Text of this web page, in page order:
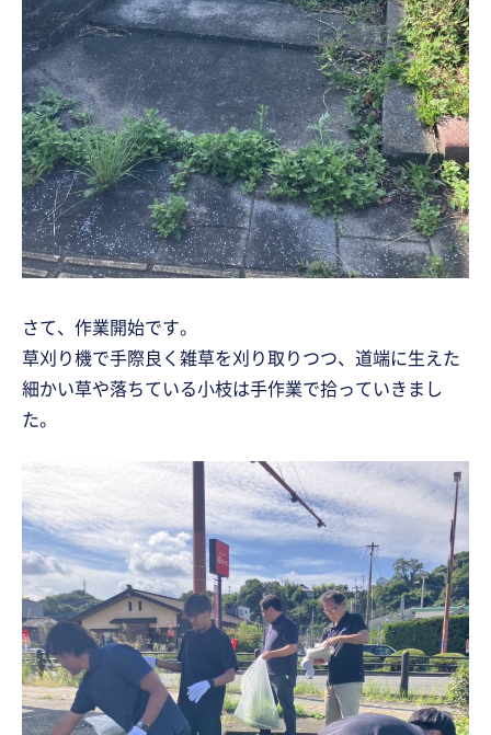
さて、作業開始です。
草刈り機で手際良く雑草を刈り取りつつ、道端に生えた
細かい草や落ちている小枝は手作業で拾っていきまし
た。